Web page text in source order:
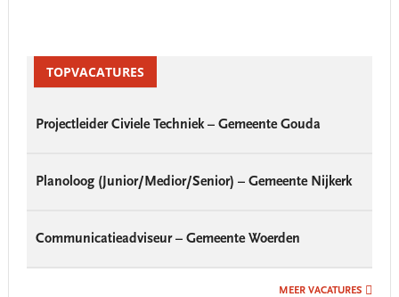
SidebarTOPVACATURES
Projectleider Civiele Techniek – Gemeente Gouda
Planoloog (Junior/Medior/Senior) – Gemeente Nijkerk
Communicatieadviseur – Gemeente Woerden
MEER VACATURES